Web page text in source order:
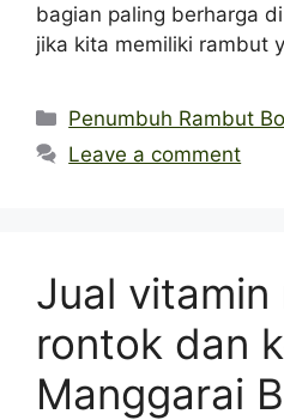
bagian paling berharga
jika kita memiliki rambut
Categories
Penumbuh Rambut
Leave a comment
Jual vitamin
rontok dan
Manggarai